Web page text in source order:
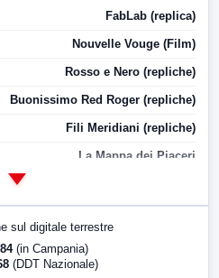
FabLab (replica)
Nouvelle Vouge (Film)
Rosso e Nero (repliche)
Buonissimo Red Roger (repliche)
Fili Meridiani (repliche)
La Mappa dei Piaceri
sul digitale terrestre
(in Campania)
(DDT Nazionale)